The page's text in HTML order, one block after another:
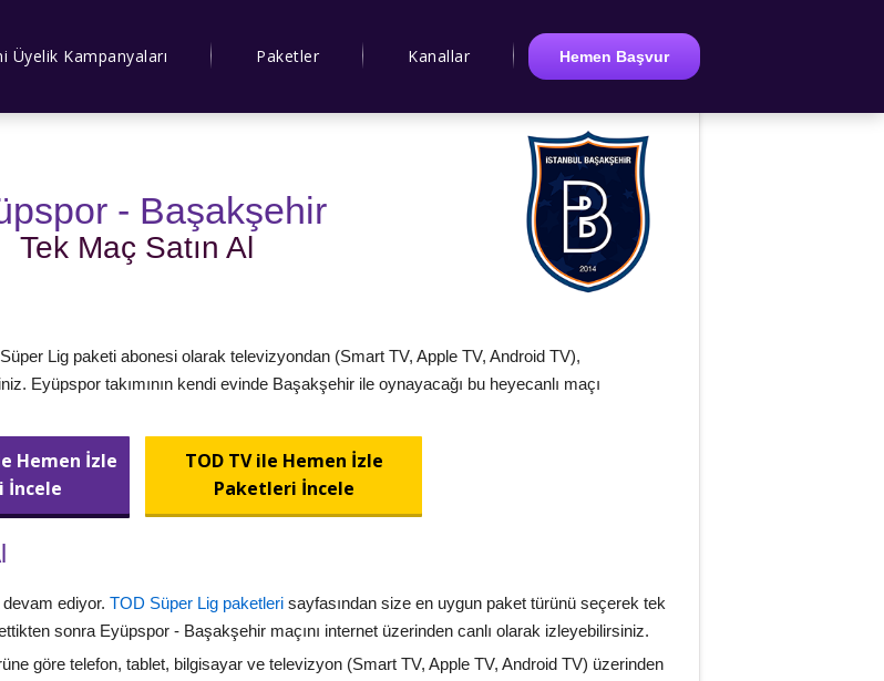
Üyelik Kampanyaları Paketler Kanallar Hemen Başvur
- Başakşehir
Tek Maç Satın Al
Lig paketi abonesi olarak televizyondan (Smart TV, Apple TV, Android TV),
Eyüpspor takımının kendi evinde Başakşehir ile oynayacağı bu heyecanlı maçı
Hemen İzle
İncele
TOD TV ile Hemen İzle
Paketleri İncele
ediyor. TOD Süper Lig paketleri sayfasından size en uygun paket türünü seçerek tek
sonra Eyüpspor - Başakşehir maçını internet üzerinden canlı olarak izleyebilirsiniz.
göre telefon, tablet, bilgisayar ve televizyon (Smart TV, Apple TV, Android TV) üzerinden